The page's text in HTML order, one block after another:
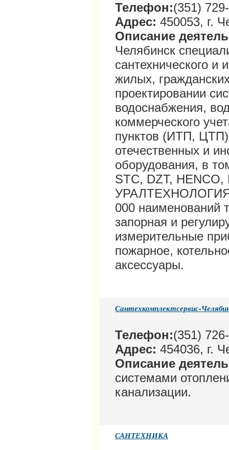
Телефон:(351)
Адрес: 450053, г.
Описание
Челябинск
сантехнического и
жилых,
проектировании
водоснабжения,
коммерческого
пунктов (ИТП,
отечественных и
оборудования, в
STC, DZT,
УРАЛТЕХНОЛОГИЯ
000 наименований
запорная и
измерительные
пожарное,
аксессуары.
Сантехкомплектсервис-
Телефон:(351)
Адрес: 454036, г.
Описание
системами
канализации.
САНТЕХНИКА